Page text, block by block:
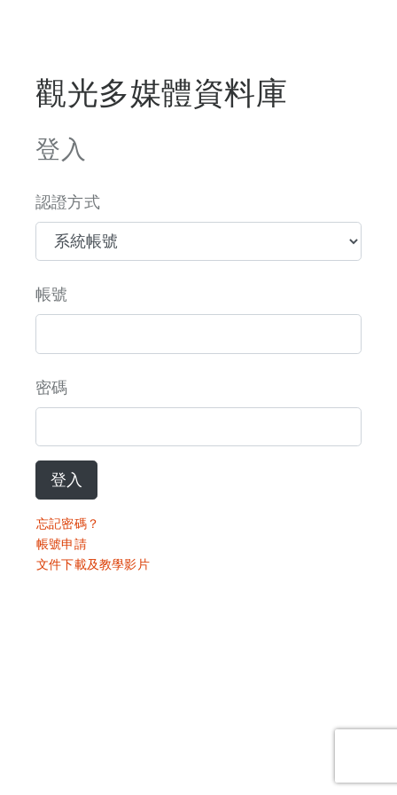
觀光多媒體資料庫
登入
認證方式
帳號
密碼
登入
忘記密碼？
帳號申請
文件下載及教學影片